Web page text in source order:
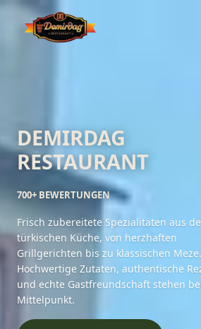
DEMIRDAG
RESTAURANT
700+ BEWERTUNGEN
Frisch zubereitete Spezialitäten aus
türkischen Küche, von herzhaften
Grillgerichten bis zu klassischen Meze.
Hochwertige Zutaten, authentische
und echte Gastfreundschaft stehen
Mittelpunkt.